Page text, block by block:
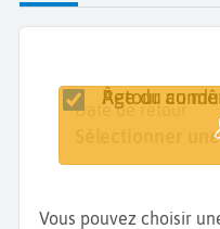
Lieu de retrait
Date de retrait
Sélectionner
Date de retour
Sélectionner
Retour au
Âge du
Vous pouvez choisir